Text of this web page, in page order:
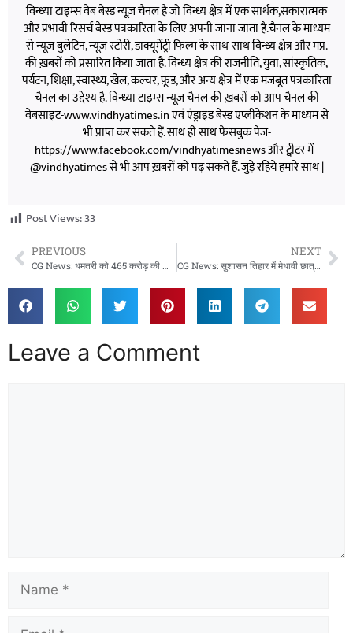
विन्ध्या टाइम्स वेब बेस्ड न्यूज़ चैनल है जो विन्ध्य क्षेत्र में एक सार्थक,सकारात्मक
और प्रभावी रिसर्च बेस्ड पत्रकारिता के लिए अपनी जाना जाता है.चैनल के माध्यम
से न्यूज़ बुलेटिन, न्यूज़ स्टोरी, डाक्यूमेंट्री फिल्म के साथ-साथ विन्ध्य क्षेत्र और मप्र.
की ख़बरों को प्रसारित किया जाता है. विन्ध्य क्षेत्र की राजनीति, युवा, सांस्कृतिक,
पर्यटन, शिक्षा, स्वास्थ्य, खेल, कल्चर, फ़ूड, और अन्य क्षेत्र में एक मजबूत पत्रकारिता
चैनल का उद्देश्य है. विन्ध्या टाइम्स न्यूज़ चैनल की ख़बरों को आप चैनल की
वेबसाइट-www.vindhyatimes.in एवं एंड्राइड बेस्ड एप्लीकेशन के माध्यम से
भी प्राप्त कर सकते हैं. साथ ही साथ फेसबुक पेज-
https://www.facebook.com/vindhyatimesnews और ट्वीटर में -
@vindhyatimes से भी आप ख़बरों को पढ़ सकते हैं. जुड़े रहिये हमारे साथ |
Post Views:33
PREVIOUS
CG News: धमतरी को 465 करोड़ की सौगात, सीएम साय ने 102 विकास कार्यों का ऐलान
NEXT
CG News: सुशासन तिहार में मेधावी छात्रा कुसुम लता बिप्रे का सम्मान, मुख्यमंत्री ने टैबलेट देकर बढ़ाया उत्साह
Leave a Comment